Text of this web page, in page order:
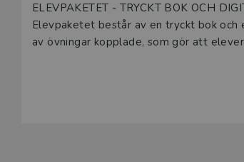
ELEVPAKETET - TRYCKT BOK OCH
Elevpaketet består av en tryckt bok
av övningar kopplade, som gör att